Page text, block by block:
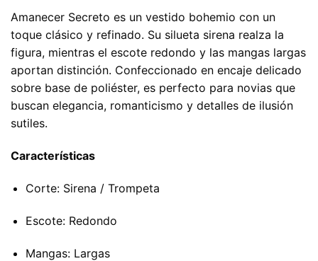
Amanecer Secreto es un vestido bohemio con un
toque clásico y refinado. Su silueta sirena realza la
figura, mientras el escote redondo y las mangas largas
aportan distinción. Confeccionado en encaje delicado
sobre base de poliéster, es perfecto para novias que
buscan elegancia, romanticismo y detalles de ilusión
sutiles.
Características
Corte: Sirena / Trompeta
Escote: Redondo
Mangas: Largas